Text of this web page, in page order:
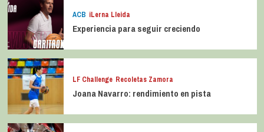
ACB iLerna Lleida
Experiencia para seguir creciendo
LF Challenge Recoletas Zamora
Joana Navarro: rendimiento en pista